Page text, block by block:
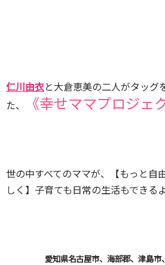
仁川由衣と大倉恵美の二人がタッグ
た、
《幸せママプロジェ
世の中すべてのママが、【もっと自
しく】子育ても日常の生活もでき
愛知県名古屋市、海部郡、津島市